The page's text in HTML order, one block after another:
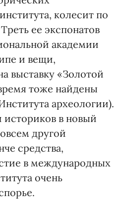
колесит по
ее экспонатов
академии
и вещи,
выставку «Золотой
тоже найдены
археологии).
в новый
другой
средства,
в международных
очень